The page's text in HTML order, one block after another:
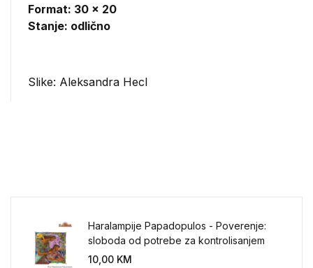
Format: 30 x 20
Stanje: odlično
Slike: Aleksandra Hecl
Haralampije Papadopulos - Poverenje:
sloboda od potrebe za kontrolisanjem
sveta
10,00 KM